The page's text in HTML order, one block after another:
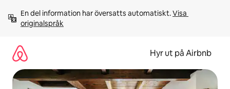
innehåll
En del information har översatts automatiskt. Visa
originalspråk
Hyr ut på Airbnb